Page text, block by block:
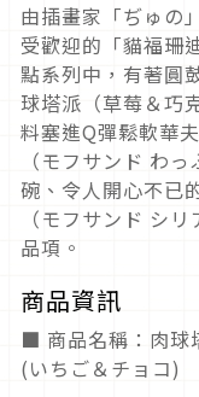
由插畫家「ぢゅの
受歡迎的「貓福珊
點系列中，有著圓
球塔派（草莓＆巧
料塞進Q彈鬆軟華
（モフサンド わ
碗、令人開心不已
（モフサンド シ
品項。
商品資訊
■ 商品名稱：肉球
(いちご＆チョコ)